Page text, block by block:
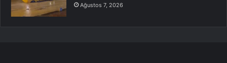
Ağustos 7, 2026